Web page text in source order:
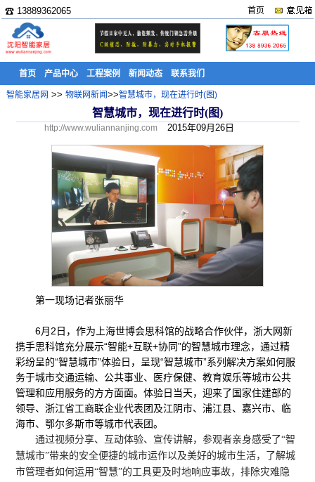
☎ 13889362065 首页
首页 产品中心 工程案例 新闻动态 联系我们
智能家居网 >> 物联网新闻>>智慧城市，现在进行时(图)
智慧城市，现在进行时(图)
http://www.wuliannanjing.com 2015年09月26日
第一现场记者张丽华
6月2日，作为上海世博会思科馆的战略合作伙伴，浙大网新
携手思科馆充分展示“智能+互联+协同”的智慧城市理念，通过精
彩纷呈的“智慧城市”体验日，呈现“智慧城市”系列解决方案如何服
务于城市交通运输、公共事业、医疗保健、教育娱乐等城市公共
管理和应用服务的方方面面。体验日当天，迎来了国家住建部的
领导、浙江省工商联企业代表团及江阴市、浦江县、嘉兴市、临
海市、鄂尔多斯市等城市代表团。
通过视频分享、互动体验、宣传讲解，参观者亲身感受了“智
慧城市”带来的安全便捷的城市运作以及美好的城市生活，了解城
市管理者如何运用“智慧”的工具更及时地响应事故，排除灾难隐